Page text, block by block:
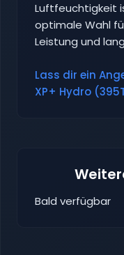
Luftfeuchtigkeit
optimale Wahl
Leistung und
Lass dir ein
XP+ Hydro
Bald verfügbar